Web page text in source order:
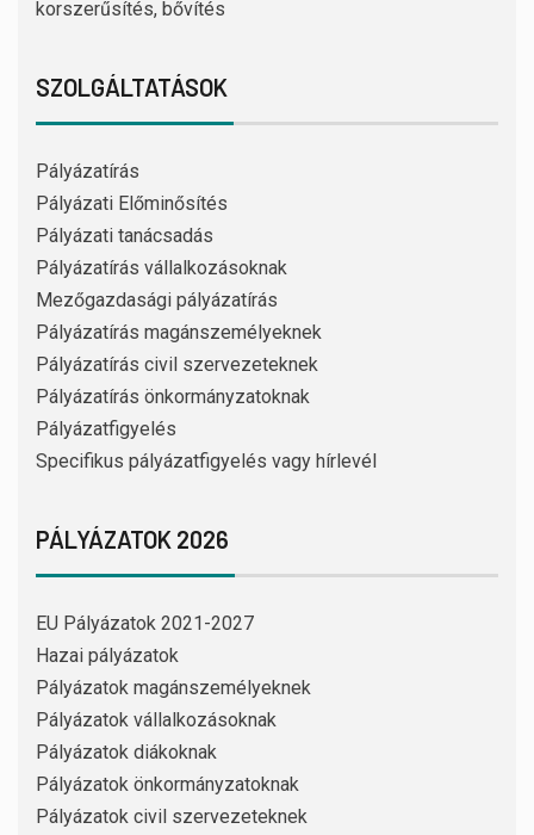
korszerűsítés, bővítés
SZOLGÁLTATÁSOK
Pályázatírás
Pályázati Előminősítés
Pályázati tanácsadás
Pályázatírás vállalkozásoknak
Mezőgazdasági pályázatírás
Pályázatírás magánszemélyeknek
Pályázatírás civil szervezeteknek
Pályázatírás önkormányzatoknak
Pályázatfigyelés
Specifikus pályázatfigyelés vagy hírlevél
PÁLYÁZATOK 2026
EU Pályázatok 2021-2027
Hazai pályázatok
Pályázatok magánszemélyeknek
Pályázatok vállalkozásoknak
Pályázatok diákoknak
Pályázatok önkormányzatoknak
Pályázatok civil szervezeteknek